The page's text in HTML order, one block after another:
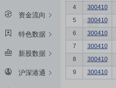
资金流向
特色数据
新股数据
沪深港通
4
300410
5
300410
6
300410
7
300410
8
300410
9
300410